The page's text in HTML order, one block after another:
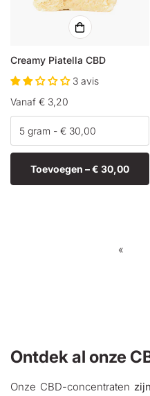
Creamy Piatella CBD
3 avis
Normale
prijs
Vanaf € 3,20
Toevoegen –€ 30,00
«
Ontdek al onze
Onze CBD-concentraten